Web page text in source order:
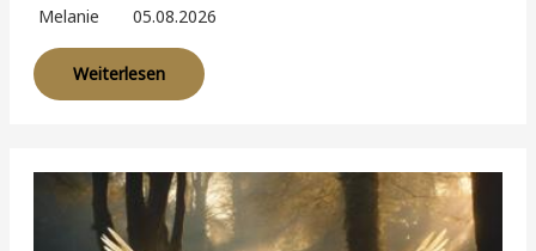
Melanie 05.08.2026
Weiterlesen